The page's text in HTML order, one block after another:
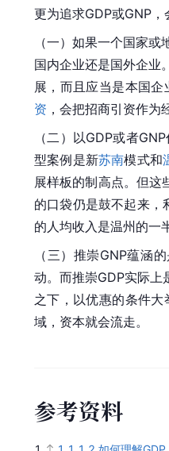
更为追求GDP或GNP
（一）如果一个国家
国内企业还是国外企业
展，而且应当是本国
资 ，会把招商引资作
（二）以GDP或者
型案例是新苏南模式和
展样板的制高点。但这
的口袋仍是鼓不起来
的人均收入是温州的一
（三）推崇GNP蕴涵
动。而推崇GDP实际上
之下，以优惠的条件大
域，资本就会流走。
参考资料